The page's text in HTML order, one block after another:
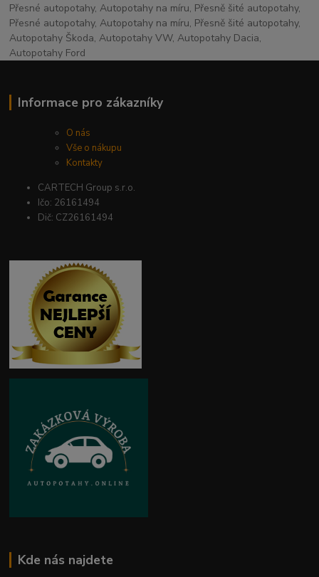
Přesné autopotahy, Autopotahy na míru, Přesně šité autopotahy,
Přesné autopotahy, Autopotahy na míru, Přesně šité autopotahy,
Autopotahy Škoda, Autopotahy VW, Autopotahy Dacia,
Autopotahy Ford
Informace pro zákazníky
O nás
Vše o nákupu
Kontakty
CARTECH Group s.r.o.
Ičo: 26161494
Dič: CZ26161494
Kde nás najdete